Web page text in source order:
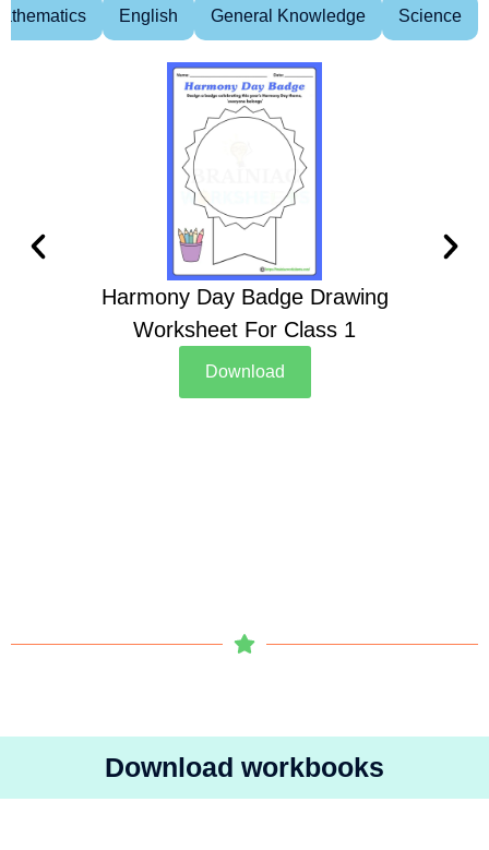
English General Knowledge Science
Harmony Day Badge Drawing
Worksheet For Class 1
Download
Download workbooks